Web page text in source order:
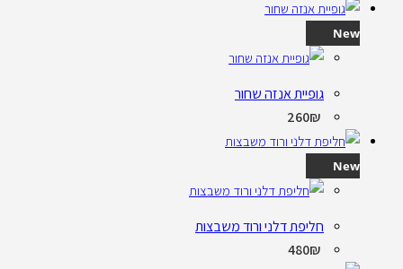
New
גופיית אנזה שחור
260₪
New
חליפת דלני ורוד משבצות
480₪